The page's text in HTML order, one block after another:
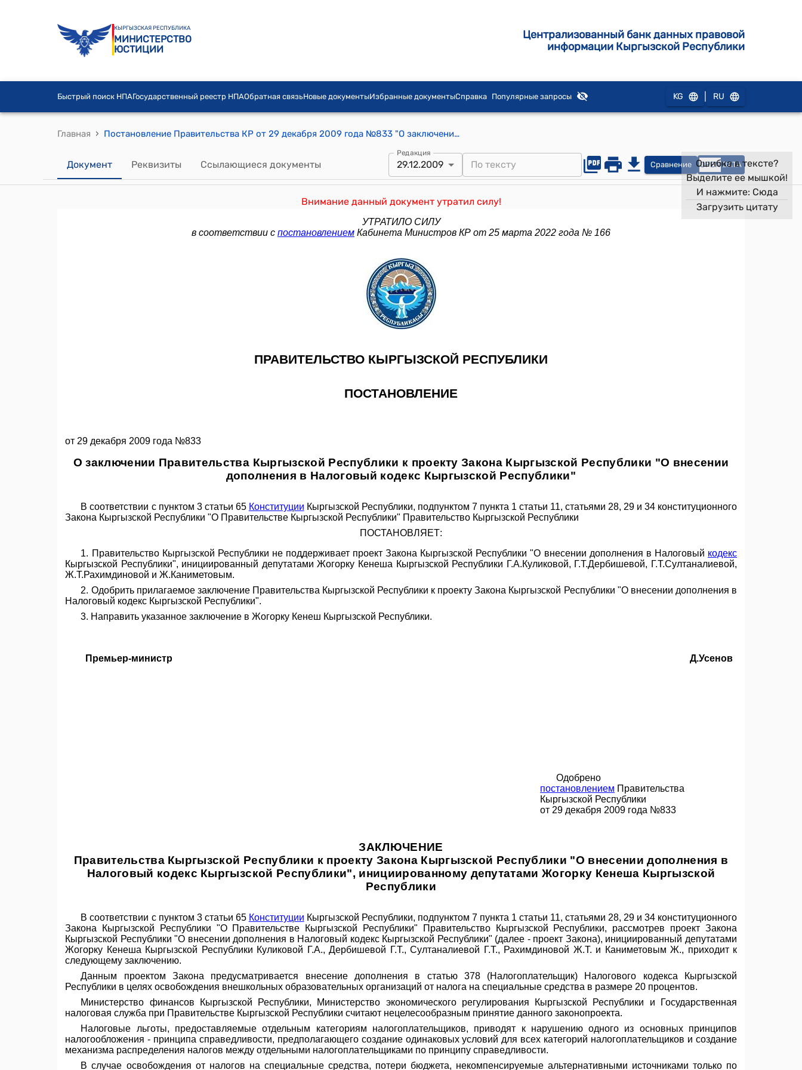
КЫРГЫЗСКАЯ РЕСПУБЛИКА
МИНИСТЕРСТВО
ЮСТИЦИИ
Централизованный банк данных правовой
информации Кыргызской Республики
Быстрый поиск НПАГосударственный реестр НПАОбратная связьНовые документыИзбранные документыСправка Популярные запросы KG RU
Главная › Постановление Правительства КР от 29 декабря 2009 года №833 "О заключении Правительства Кыргызской Республики к проекту Закона Кыргызской Республики "О внесении дополнения в Налоговый кодекс Кыргызской Республики"
Документ Реквизиты Ссылающиеся документы
Редакция
29.12.2009 Сравнение OPEN DATA
Внимание данный документ утратил силу!
Ошибка в тексте?
Выделите ее мышкой!
И нажмите: Сюда
Загрузить цитату